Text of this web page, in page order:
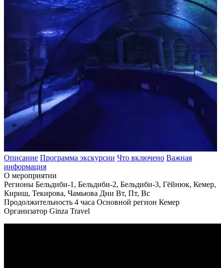
Описание Программа экскурсии Что включено Важная
информация
О мероприятии
Регионы Бельдиби-1, Бельдиби-2, Бельдиби-3, Гёйнюк, Кемер,
Кириш, Текирова, Чамьюва Дни Вт, Пт, Вс
Продолжительность 4 часа Основной регион Кемер
Организатор Ginza Travel